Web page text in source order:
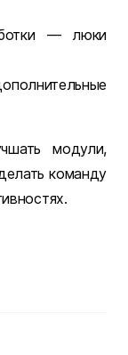
— люки
модули,
команду